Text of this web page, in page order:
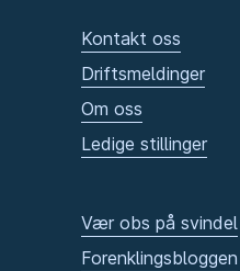
Kontakt oss
Driftsmeldinger
Om oss
Ledige stillinger
Vær obs på svindel
Forenklingsbloggen